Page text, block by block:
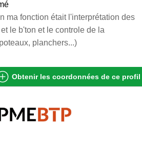
ma fonction était l'interprétation des
le b'ton et le controle de la
planchers...)
Obtenir les coordonnées de ce profil